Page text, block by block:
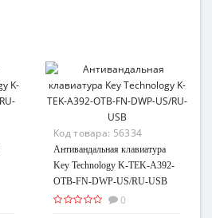
Код товара: 56334
Антивандальная клавиатура
Key Technology K-TEK-A392-
OTB-FN-DWP-US/RU-USB
0